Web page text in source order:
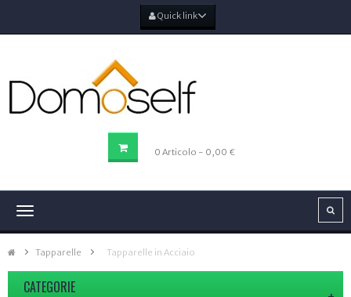
Quick link
0 Articolo - 0,00 €
Navigazione
Tapparelle > Tapparelle in Acciaio
CATEGORIE